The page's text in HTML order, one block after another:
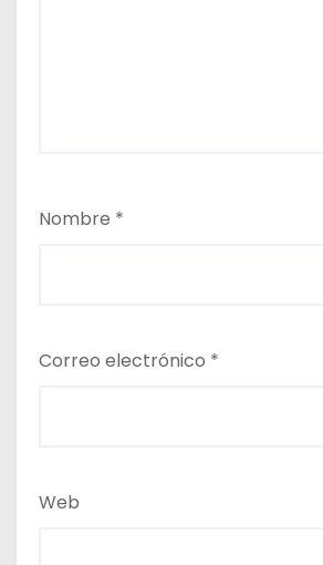
Nombre *
Correo electrónico *
Web